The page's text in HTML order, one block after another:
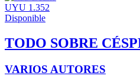
UYU 1.352
Disponible
TODO SOBRE
VARIOS AUTORES